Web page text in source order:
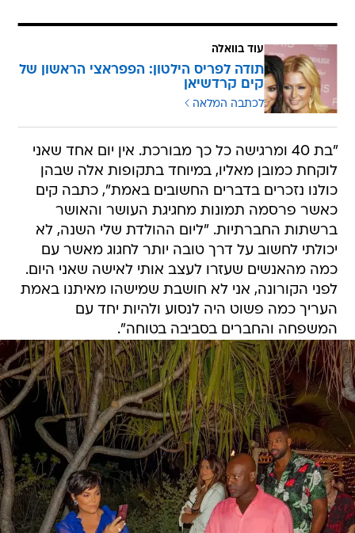
עוד בוואלה
תודה לפריס הילטון: הפפראצי הראשון של
קים קרדשיאן
לכתבה המלאה
"בת 40 ומרגישה כל כך מבורכת. אין יום אחד שאני
לוקחת כמובן מאליו, במיוחד בתקופות אלה שבהן
כולנו נזכרים בדברים החשובים באמת", כתבה קים
כאשר פרסמה תמונות מחגיגת העושר והאושר
ברשתות החברתיות. "ליום ההולדת שלי השנה, לא
יכולתי לחשוב על דרך טובה יותר לחגוג מאשר עם
כמה מהאנשים שעזרו לעצב אותי לאישה שאני היום.
לפני הקורונה, אני לא חושבת שמישהו מאיתנו באמת
העריך כמה פשוט היה לנסוע ולהיות יחד עם
המשפחה והחברים בסביבה בטוחה".